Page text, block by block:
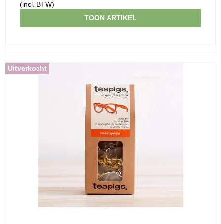
(incl. BTW)
TOON ARTIKEL
Uitverkocht